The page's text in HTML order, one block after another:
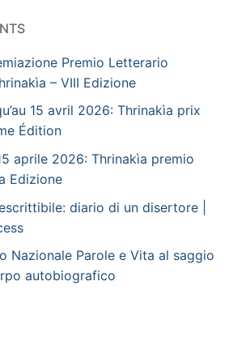
Premio Letterario
– VIII Edizione
15 avril 2026: Thrinakìa prix
Édition
aprile 2026: Thrinakìa premio
Edizione
diario di un disertore |
Nazionale Parole e Vita al saggio
autobiografico